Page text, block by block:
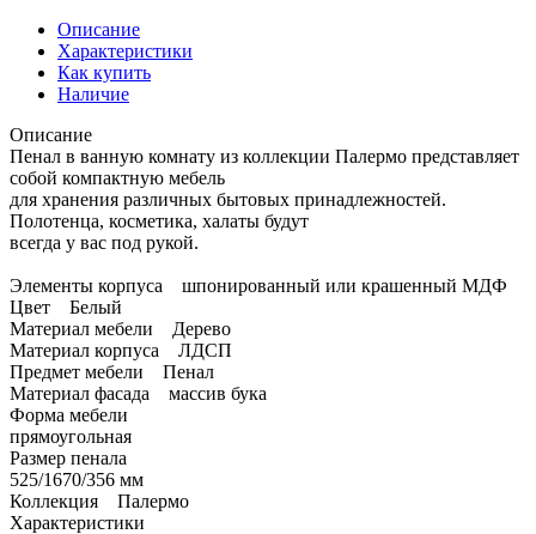
Описание
Характеристики
Как купить
Наличие
Описание
Пенал в ванную комнату из коллекции Палермо представляет
собой компактную мебель
для хранения различных бытовых принадлежностей.
Полотенца, косметика, халаты будут
всегда у вас под рукой.
Элементы корпуса шпонированный или крашенный МДФ
Цвет Белый
Материал мебели Дерево
Материал корпуса ЛДСП
Предмет мебели Пенал
Материал фасада массив бука
Форма мебели
прямоугольная
Размер пенала
525/1670/356 мм
Коллекция Палермо
Характеристики